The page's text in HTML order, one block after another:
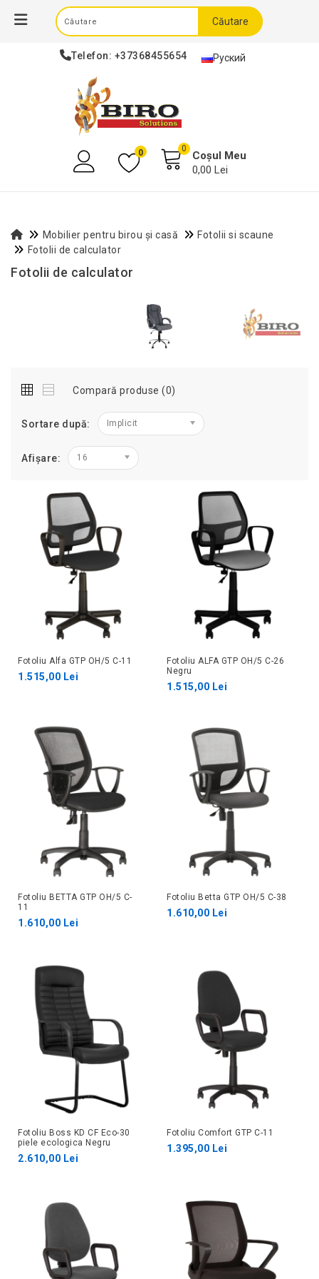
Telefon: +37368455654 Руский
Căutare
0 0
Coșul Meu
0,00 Lei
Mobilier pentru birou și casă
Fotolii si scaune
Fotolii de calculator
Fotolii de calculator
Compară produse (0)
Sortare după: Implicit
Afișare: 16
Fotoliu Alfa GTP OH/5 C-11
1.515,00 Lei
Fotoliu ALFA GTP OH/5 C-26
Negru
1.515,00 Lei
Fotoliu BETTA GTP OH/5 C-
11
1.610,00 Lei
Fotoliu Betta GTP OH/5 C-38
1.610,00 Lei
Fotoliu Boss KD CF Eco-30
piele ecologica Negru
2.610,00 Lei
Fotoliu Comfort GTP C-11
1.395,00 Lei